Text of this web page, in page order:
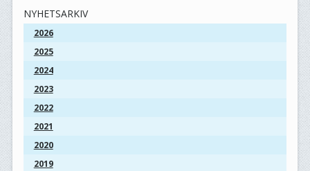
NYHETSARKIV
2026
2025
2024
2023
2022
2021
2020
2019